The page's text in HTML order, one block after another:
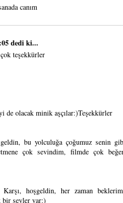
canım
dedi ki...
teşekkürler
de olacak minik aşçılar:)Teşekkürler
bu yolculuğa çoğumuz senin
çok sevindim, filmde çok
hoşgeldin, her zaman
bir şeyler var:)